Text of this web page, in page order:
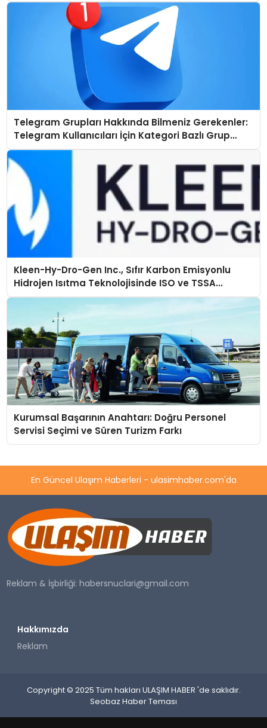
Telegram Grupları Hakkında Bilmeniz Gerekenler:
Telegram Kullanıcıları İçin Kategori Bazlı Grup
Rehberi
Kleen-Hy-Dro-Gen Inc., Sıfır Karbon Emisyonlu
Hidrojen Isıtma Teknolojisinde ISO ve TSSA
Düzenleyici Onaylarını Aldı
Kurumsal Başarının Anahtarı: Doğru Personel
Servisi Seçimi ve Süren Turizm Farkı
En Güncel Ulaşım Haberleri - ulasimhaber.com'da
Reklam & İşbirliği:habersnuclari@gmail.com
Hakkımızda
Reklam
Copyright © 2025 Tüm hakları ULAŞIM HABER 'de saklıdır.
Seobaz Haber Teması